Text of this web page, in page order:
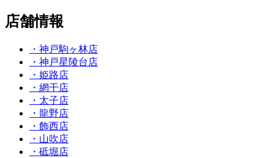
店舗情報
・神戸駒ヶ林店
・神戸星陵台店
・姫路店
・網干店
・太子店
・龍野店
・飾西店
・山吹店
・砥堀店